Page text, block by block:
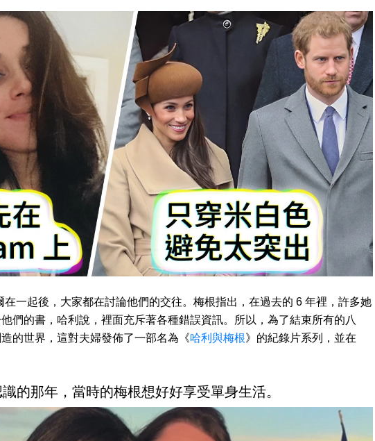
在一起後，大家都在討論他們的交往。梅根指出，在過去的 6 年裡，許多她
們的書，哈利說，裡面充斥著各種錯誤資訊。所以，為了結束所有的八
的世界，這對夫婦發佈了一部名為《哈利與梅根》的紀錄片系列，並在
的那年，當時的梅根想好好享受單身生活。